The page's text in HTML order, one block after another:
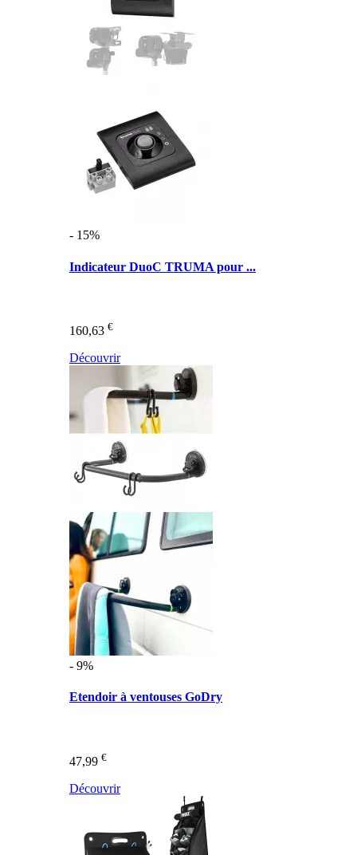
- 15%
Indicateur DuoC TRUMA pour ...
160,63 €
Découvrir
- 9%
Etendoir à ventouses GoDry
47,99 €
Découvrir